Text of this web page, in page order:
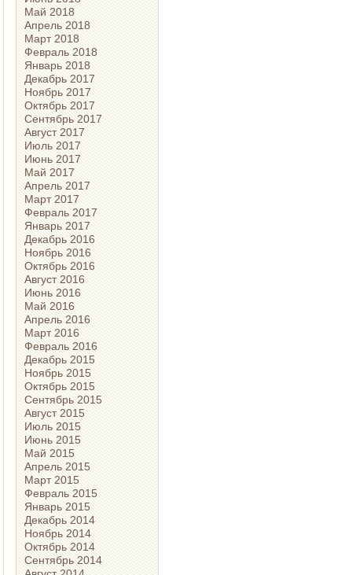
Май 2018
Апрель 2018
Март 2018
Февраль 2018
Январь 2018
Декабрь 2017
Ноябрь 2017
Октябрь 2017
Сентябрь 2017
Август 2017
Июль 2017
Июнь 2017
Май 2017
Апрель 2017
Март 2017
Февраль 2017
Январь 2017
Декабрь 2016
Ноябрь 2016
Октябрь 2016
Август 2016
Июнь 2016
Май 2016
Апрель 2016
Март 2016
Февраль 2016
Декабрь 2015
Ноябрь 2015
Октябрь 2015
Сентябрь 2015
Август 2015
Июль 2015
Июнь 2015
Май 2015
Апрель 2015
Март 2015
Февраль 2015
Январь 2015
Декабрь 2014
Ноябрь 2014
Октябрь 2014
Сентябрь 2014